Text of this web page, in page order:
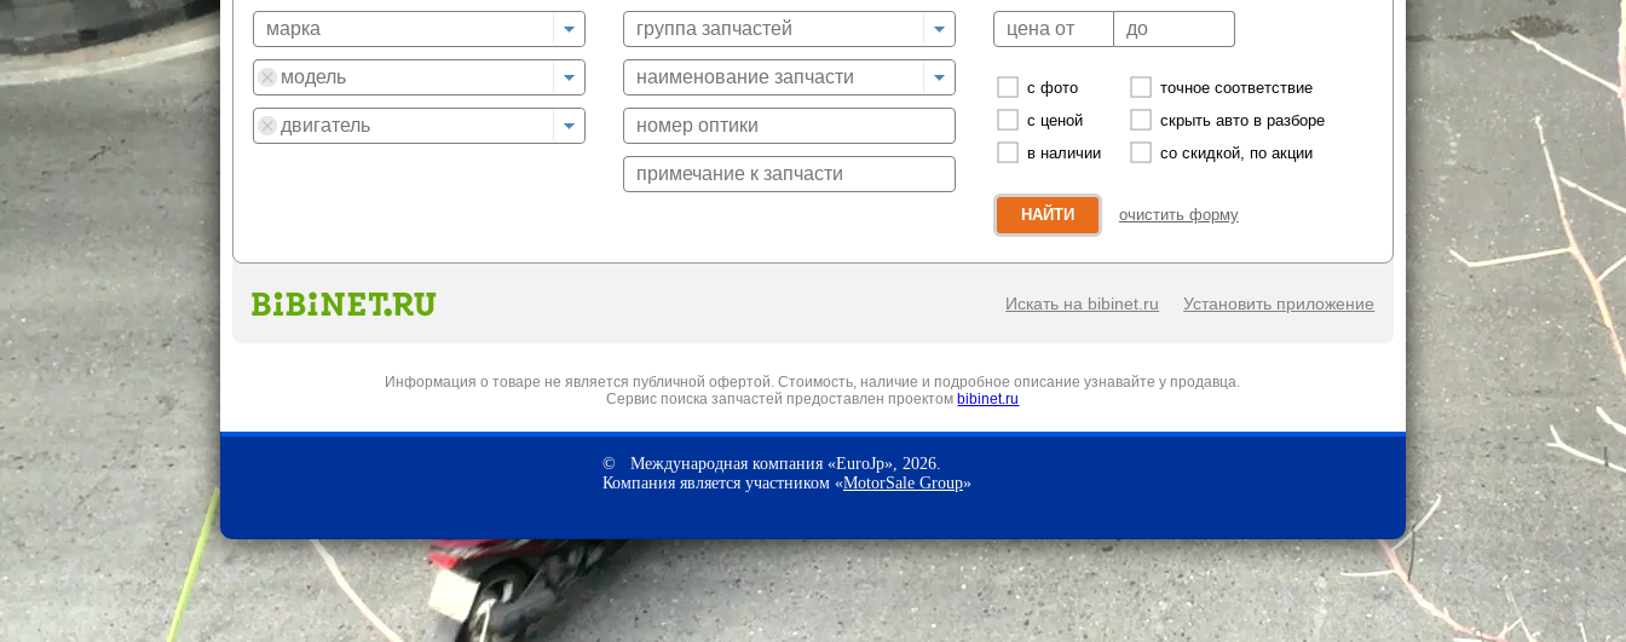
с фото
точное соответствие
с ценой
скрыть авто в разборе
в наличии
со скидкой, по акции
НАЙТИ очистить форму
Искать на bibinet.ru Установить приложение
Информация о товаре не является публичной офертой. Стоимость, наличие и подробное описание узнавайте у продавца.
Сервис поиска запчастей предоставлен проектом bibinet.ru
© Международная компания «EuroJp», 2026.
Компания является участником «MotorSale Group»